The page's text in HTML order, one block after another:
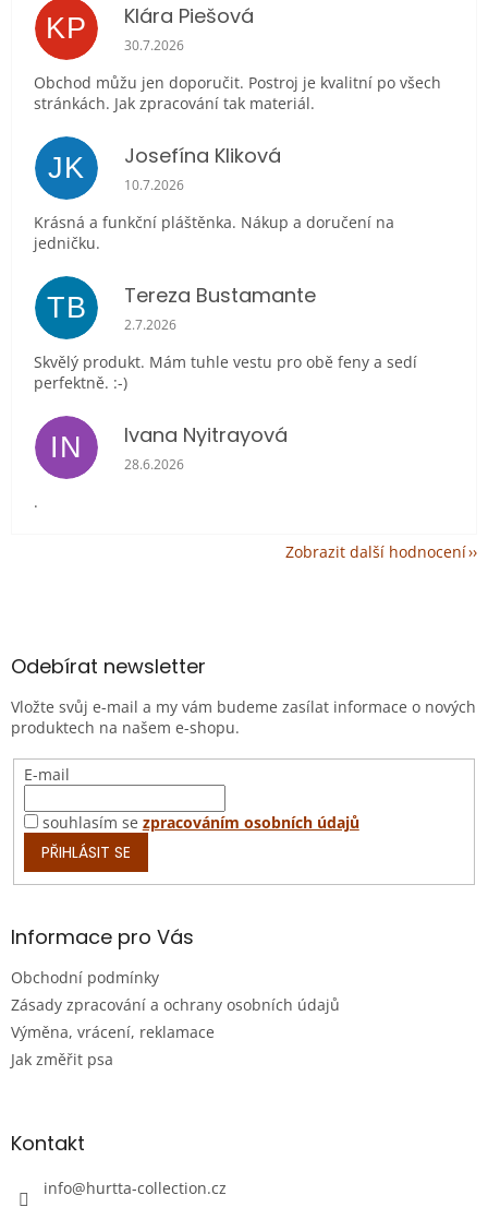
KP Klára Piešová
Hodnocení obchodu je 5 z 5 hvězdiček.
30.7.2026
Obchod můžu jen doporučit. Postroj je kvalitní po všech
stránkách. Jak zpracování tak materiál.
JK Josefína Kliková
Hodnocení obchodu je 5 z 5 hvězdiček.
10.7.2026
Krásná a funkční pláštěnka. Nákup a doručení na
jedničku.
TB Tereza Bustamante
Hodnocení obchodu je 5 z 5 hvězdiček.
2.7.2026
Skvělý produkt. Mám tuhle vestu pro obě feny a sedí
perfektně. :-)
IN Ivana Nyitrayová
Hodnocení obchodu je 5 z 5 hvězdiček.
28.6.2026
.
Zobrazit další hodnocení
aOdebírat newsletter
Vložte svůj e-mail a my vám budeme zasílat informace o nových
produktech na našem e-shopu.
E-mail
souhlasím se zpracováním osobních údajů
PŘIHLÁSIT SE
Informace pro Vás
Obchodní podmínky
Zásady zpracování a ochrany osobních údajů
Výměna, vrácení, reklamace
Jak změřit psa
Kontakt
info@hurtta-collection.cz